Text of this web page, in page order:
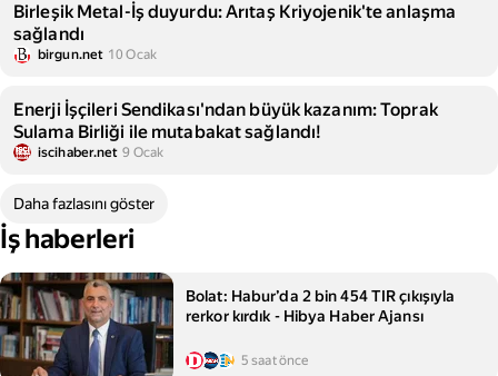
Birleşik Metal-İş duyurdu: Arıtaş Kriyojenik'te anlaşma
sağlandı
birgun.net 10 Ocak
Enerji İşçileri Sendikası'ndan büyük kazanım: Toprak
Sulama Birliği ile mutabakat sağlandı!
iscihaber.net 9 Ocak
Daha fazlasını göster
İş haberleri
Bolat: Habur’da 2 bin 454 TIR çıkışıyla
rerkor kırdık - Hibya Haber Ajansı
5 saat önce